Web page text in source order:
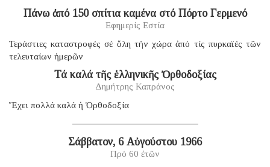
Πάνω ἀπό 150 σπίτια καμένα στό Πόρτο Γερμενό
Εφημερίς Εστία
Τεράστιες καταστροφές σέ ὅλη τήν χώρα ἀπό τίς πυρκαϊές τῶν
τελευταίων ἡμερῶν
Τά καλά τῆς ἑλληνικῆς Ὀρθοδοξίας
Δημήτρης Καπράνος
Ἔχει πολλά καλά ἡ Ὀρθοδοξία
Σάββατον, 6 Αὐγούστου 1966
Πρό 60 ἐτῶν